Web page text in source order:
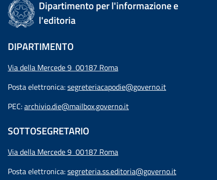
Dipartimento per l'informazione e
l'editoria
DIPARTIMENTO
Via della Mercede 9 00187 Roma
Posta elettronica:segreteriacapodie@governo.it
PEC:archivio.die@mailbox.governo.it
SOTTOSEGRETARIO
Via della Mercede 9 00187 Roma
Posta elettronica:segreteria.ss.editoria@governo.it